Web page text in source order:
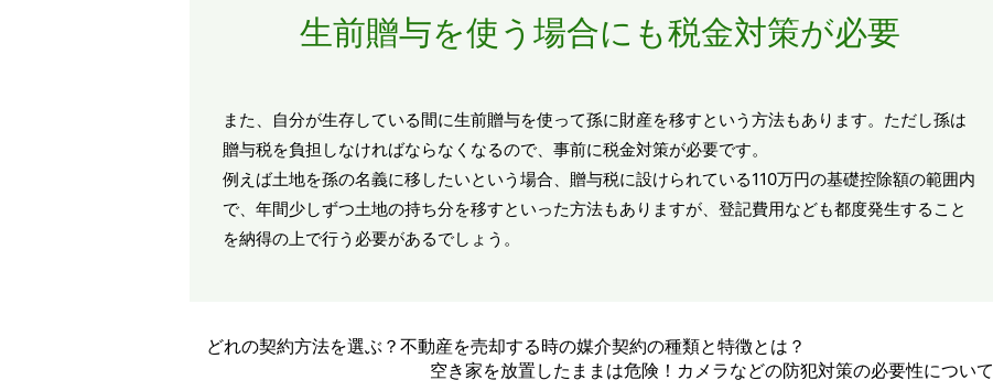
生前贈与を使う場合にも税金対策が必要
また、自分が生存している間に生前贈与を使って孫に財産を移すという方法もあります。ただし孫は
贈与税を負担しなければならなくなるので、事前に税金対策が必要です。
例えば土地を孫の名義に移したいという場合、贈与税に設けられている110万円の基礎控除額の範囲内
で、年間少しずつ土地の持ち分を移すといった方法もありますが、登記費用なども都度発生すること
を納得の上で行う必要があるでしょう。
どれの契約方法を選ぶ？不動産を売却する時の媒介契約の種類と特徴とは？
空き家を放置したままは危険！カメラなどの防犯対策の必要性について